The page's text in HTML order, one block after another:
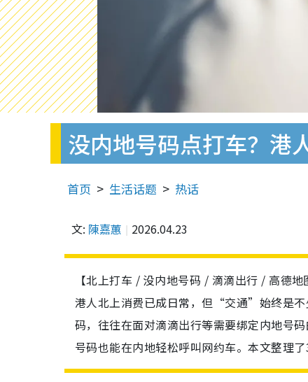
没内地号码点打车？港
首页 生活话题 热话
文: 陳嘉蕙 2026.04.23
【北上打车 / 没内地号码 / 滴滴出行 / 高德
港人北上消费已成日常，但“交通”始终是不
码，往往在面对滴滴出行等需要绑定内地号
号码也能在内地轻松呼叫网约车。本文整理